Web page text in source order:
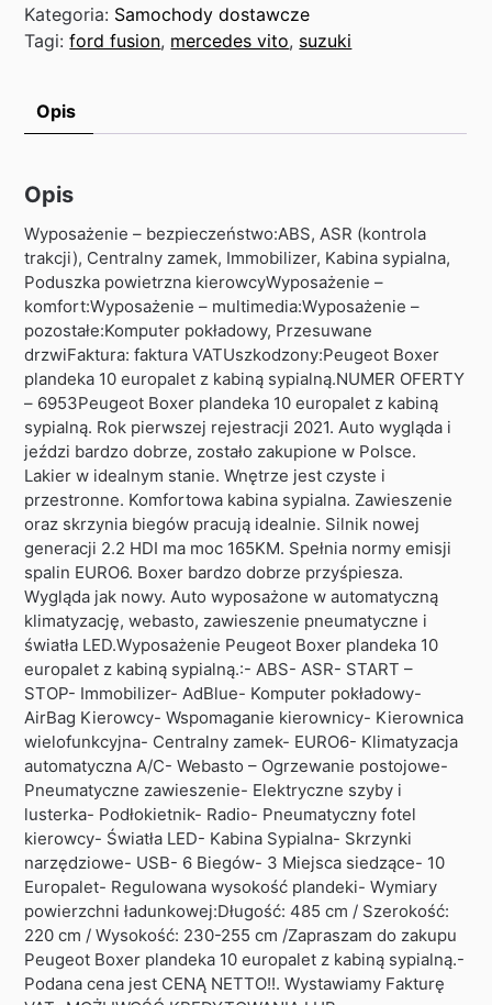
Kategoria: Samochody dostawcze
Tagi:ford fusion, mercedes vito, suzuki
Opis
Opis
Wyposażenie – bezpieczeństwo:ABS, ASR (kontrola
trakcji), Centralny zamek, Immobilizer, Kabina sypialna,
Poduszka powietrzna kierowcyWyposażenie –
komfort:Wyposażenie – multimedia:Wyposażenie –
pozostałe:Komputer pokładowy, Przesuwane
drzwiFaktura: faktura VATUszkodzony:Peugeot Boxer
plandeka 10 europalet z kabiną sypialną.NUMER OFERTY
– 6953Peugeot Boxer plandeka 10 europalet z kabiną
sypialną. Rok pierwszej rejestracji 2021. Auto wygląda i
jeździ bardzo dobrze, zostało zakupione w Polsce.
Lakier w idealnym stanie. Wnętrze jest czyste i
przestronne. Komfortowa kabina sypialna. Zawieszenie
oraz skrzynia biegów pracują idealnie. Silnik nowej
generacji 2.2 HDI ma moc 165KM. Spełnia normy emisji
spalin EURO6. Boxer bardzo dobrze przyśpiesza.
Wygląda jak nowy. Auto wyposażone w automatyczną
klimatyzację, webasto, zawieszenie pneumatyczne i
światła LED.Wyposażenie Peugeot Boxer plandeka 10
europalet z kabiną sypialną.:- ABS- ASR- START –
STOP- Immobilizer- AdBlue- Komputer pokładowy-
AirBag Kierowcy- Wspomaganie kierownicy- Kierownica
wielofunkcyjna- Centralny zamek- EURO6- Klimatyzacja
automatyczna A/C- Webasto – Ogrzewanie postojowe-
Pneumatyczne zawieszenie- Elektryczne szyby i
lusterka- Podłokietnik- Radio- Pneumatyczny fotel
kierowcy- Światła LED- Kabina Sypialna- Skrzynki
narzędziowe- USB- 6 Biegów- 3 Miejsca siedzące- 10
Europalet- Regulowana wysokość plandeki- Wymiary
powierzchni ładunkowej:Długość: 485 cm / Szerokość:
220 cm / Wysokość: 230-255 cm /Zapraszam do zakupu
Peugeot Boxer plandeka 10 europalet z kabiną sypialną.-
Podana cena jest CENĄ NETTO!!. Wystawiamy Fakturę